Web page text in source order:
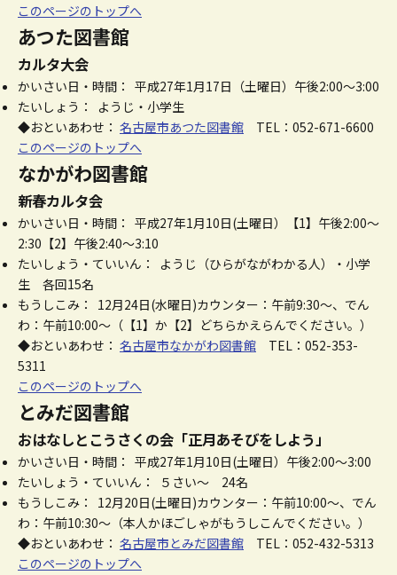
このページのトップへ
あつた図書館
カルタ大会
かいさい日・時間： 平成27年1月17日（土曜日）午後2:00～3:00
たいしょう： ようじ・小学生
◆おといあわせ： 名古屋市あつた図書館 TEL：052-671-6600
このページのトップへ
なかがわ図書館
新春カルタ会
かいさい日・時間： 平成27年1月10日(土曜日）【1】午後2:00～
2:30【2】午後2:40～3:10
たいしょう・ていいん： ようじ（ひらがながわかる人）・小学
生 各回15名
もうしこみ： 12月24日(水曜日)カウンター：午前9:30～、でん
わ：午前10:00～（【1】か【2】どちらかえらんでください。）
◆おといあわせ： 名古屋市なかがわ図書館 TEL：052-353-
5311
このページのトップへ
とみだ図書館
おはなしとこうさくの会「正月あそびをしよう」
かいさい日・時間： 平成27年1月10日(土曜日）午後2:00～3:00
たいしょう・ていいん： ５さい～ 24名
もうしこみ： 12月20日(土曜日)カウンター：午前10:00～、でん
わ：午前10:30～（本人かほごしゃがもうしこんでください。）
◆おといあわせ： 名古屋市とみだ図書館 TEL：052-432-5313
このページのトップへ